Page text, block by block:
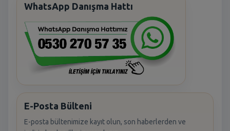
WhatsApp Danışma Hattı
E-Posta Bülteni
E-posta bültenimize kayıt olun, son haberlerden ve